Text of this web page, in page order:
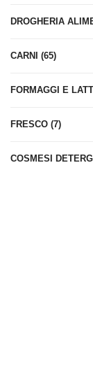
DROGHERIA
CARNI (65)
FORMAGGI E
FRESCO (7)
COSMESI
e